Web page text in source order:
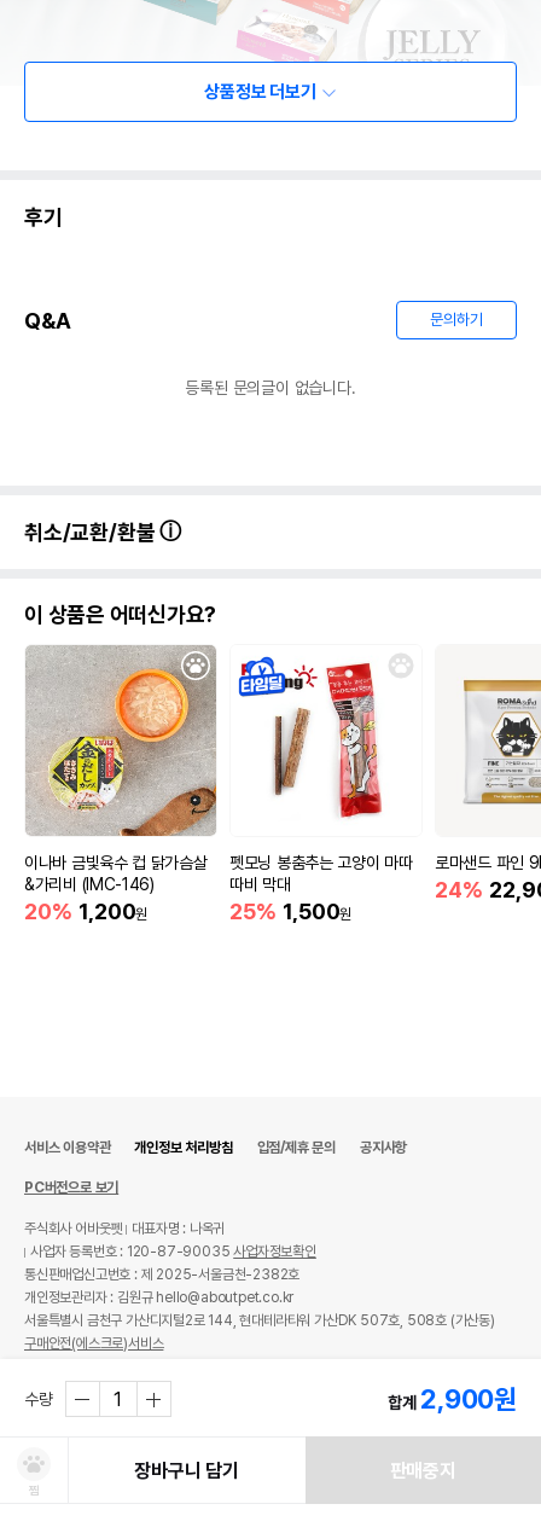
상품정보 더보기
후기
Q&A 문의하기
등록된 문의글이 없습니다.
취소/교환/환불
이 상품은 어떠신가요?
이나바 금빛육수 컵 닭가슴살
&가리비 (IMC-146)
20% 1,200원
펫모닝 봉춤추는 고양이 마따
따비 막대
25% 1,500원
로마샌드 파인
24%
수량 합계 2,900원
찜
장바구니 담기 판매중지
서비스 이용약관 개인정보 처리방침 입점/제휴 문의 공지사항
PC버전으로 보기
주식회사 어바웃펫
대표자명 : 나옥귀
사업자 등록번호 : 120-87-90035사업자정보확인
통신판매업신고번호 : 제 2025-서울금천-2382호
개인정보관리자 : 김원규 hello@aboutpet.co.kr
서울특별시 금천구 가산디지털2로 144, 현대테라타워 가산DK 507호, 508호 (가산동)
구매안전(에스크로)서비스